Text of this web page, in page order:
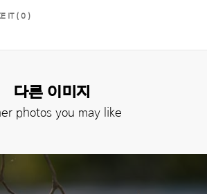
IT ( 0 )
다른 이미지
photos you may like